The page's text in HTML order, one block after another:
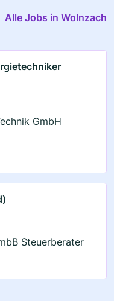
Alle Jobs in Wolnzach
GmbH
Steuerberater